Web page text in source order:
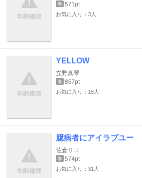
巻 571pt
お気に入り：3人
YELLOW
立野真琴
巻 857pt
お気に入り：15人
臆病者にアイラブユー
佐倉リコ
巻 574pt
お気に入り：31人